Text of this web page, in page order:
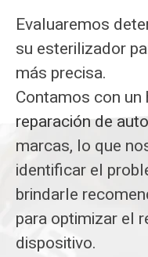
Evaluaremos
su esterilizador
más precisa.
Contamos con
reparación de
marcas, lo que
identificar el
brindarle
para optimizar el
dispositivo.